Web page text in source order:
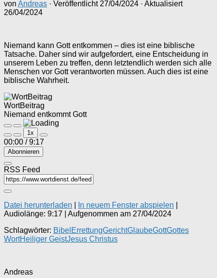
von Andreas · Veröffentlicht 27/04/2024 · Aktualisiert
26/04/2024
Niemand kann Gott entkommen – dies ist eine biblische
Tatsache. Daher sind wir aufgefordert, eine Entscheidung in
unserem Leben zu treffen, denn letztendlich werden sich alle
Menschen vor Gott verantworten müssen. Auch dies ist eine
biblische Wahrheit.
WortBeitrag
Niemand entkommt Gott
Play
Episode
Pause
Episode
1x
00:00 / 9:17
Abonnieren
RSS Feed
Datei herunterladen In neuem Fenster abspielen
Audiolänge: 9:17
Aufgenommen am 27/04/2024
Schlagwörter: Bibel ErrettungGerichtGlaubeGottGottes
WortHeiliger GeistJesus Christus
Andreas